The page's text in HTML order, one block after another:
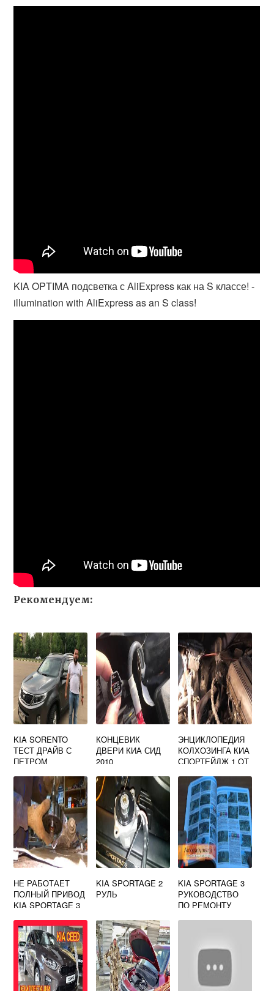
KIA OPTIMA подсветка с AliExpress как на S классе! -
illumination with AliExpress as an S class!
Рекомендуем:
KIA SORENTO
ТЕСТ ДРАЙВ С
ПЕТРОМ
КОНЦЕВИК
ДВЕРИ КИА СИД
2010
ЭНЦИКЛОПЕДИЯ
КОЛХОЗИНГА КИА
СПОРТЕЙДЖ 1 ОТ
НЕ РАБОТАЕТ
ПОЛНЫЙ ПРИВОД
KIA SPORTAGE 3
KIA SPORTAGE 2
РУЛЬ
KIA SPORTAGE 3
РУКОВОДСТВО
ПО РЕМОНТУ